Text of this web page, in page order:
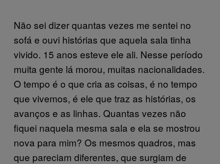
Não sei dizer quantas vezes me sentei no
sofá e ouvi histórias que aquela sala tinha
vivido. 15 anos esteve ele ali. Nesse período
muita gente lá morou, muitas nacionalidades.
O tempo é o que cria as coisas, é no tempo
que vivemos, é ele que traz as histórias, os
avanços e as linhas. Quantas vezes não
fiquei naquela mesma sala e ela se mostrou
nova para mim? Os mesmos quadros, mas
que pareciam diferentes, que surgiam de